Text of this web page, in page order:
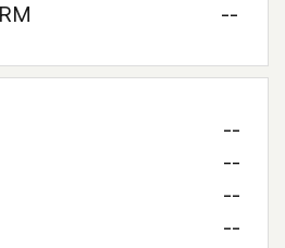
--
--
--
--
--